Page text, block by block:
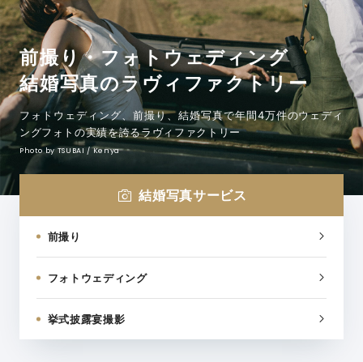
前撮り・フォトウェディング
結婚写真のラヴィファクトリー
フォトウェディング、前撮り、結婚写真で年間4万件のウェディ
ングフォトの実績を誇るラヴィファクトリー
Photo by TSUBAI / Kenya
結婚写真サービス
前撮り
フォトウェディング
挙式披露宴撮影